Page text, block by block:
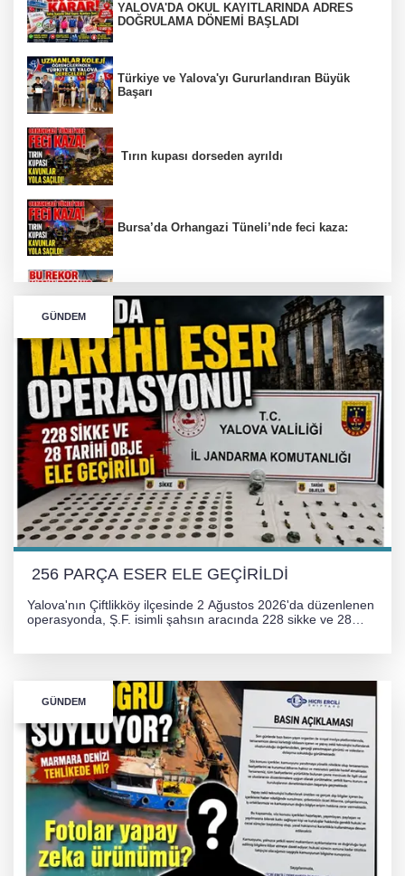
YALOVA'DA OKUL KAYITLARINDA ADRES
DOĞRULAMA DÖNEMİ BAŞLADI
Türkiye ve Yalova'yı Gururlandıran Büyük
Başarı
Tırın kupası dorseden ayrıldı
Bursa’da Orhangazi Tüneli’nde feci kaza:
KARŞILIĞI NEREDE?
TONAMİ KÖPRÜSÜ'NDE PANİK!
GÜNEY MARMARA OTOYOLU İMAR
PLANLARI ASKIDA!
GÜNEY MARMARA OTOYOLU İMAR
PLANLARI ASKIDA!
GÜNDEM
256 PARÇA ESER ELE GEÇİRİLDİ
Yalova'nın Çiftlikköy ilçesinde 2 Ağustos 2026'da düzenlenen
operasyonda, Ş.F. isimli şahsın aracında 228 sikke ve 28
GÜNDEM